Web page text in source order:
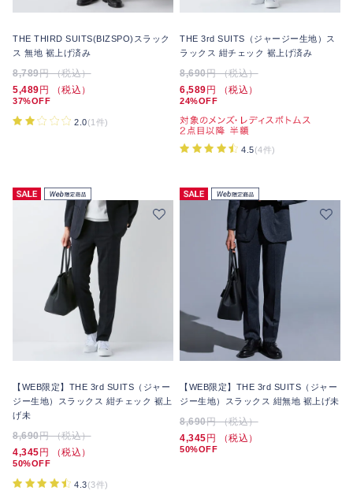
THE THIRD SUITS(BIZSPO)スラック
ス 無地 裾上げ済み
8,789円 （税込）
5,489 円 （税込）
37%OFF
2.0(1件)
THE 3rd SUITS（ジャージー生地）ス
ラックス 紺チェック 裾上げ済み
8,690円 （税込）
6,589 円 （税込）
24%OFF
4.5(4件)
【WEB限定】THE 3rd SUITS（ジャー
ジー生地）スラックス 紺チェック 裾上
げ未
8,690円 （税込）
4,345 円 （税込）
50%OFF
4.3(3件)
【WEB限定】THE 3rd SUITS（ジャー
ジー生地）スラックス 紺無地 裾上げ未
8,690円 （税込）
4,345 円 （税込）
50%OFF